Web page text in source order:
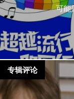
可能
专辑评论